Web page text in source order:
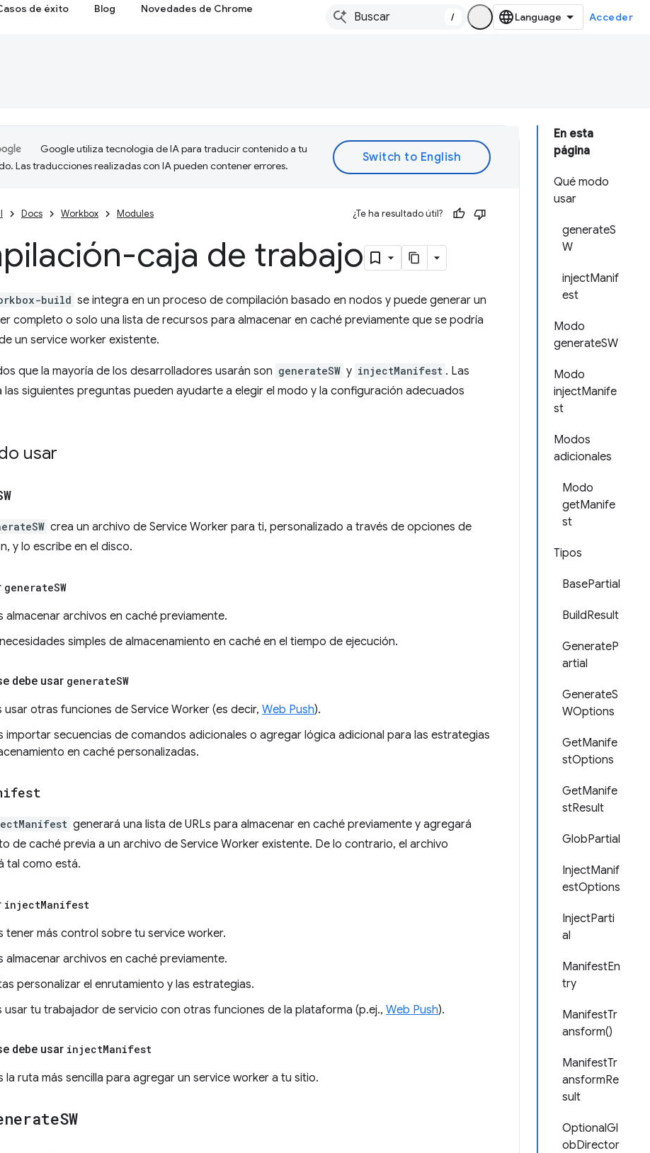
de éxito Blog Novedades de Chrome
/ Acceder
En esta
página
Qué modo
usar
generateS
W
injectManif
est
Modo
generateSW
Modo
injectManife
st
Modos
adicionales
Modo
getManife
st
Tipos
BasePartial
BuildResult
GenerateP
artial
GenerateS
WOptions
GetManife
stOptions
GetManife
stResult
GlobPartial
InjectManif
estOptions
InjectParti
al
ManifestEn
try
ManifestTr
ansform()
ManifestTr
ansformRe
sult
OptionalGl
obDirector
Google utiliza tecnología de IA para traducir contenido a tu
Las traducciones realizadas con IA pueden contener errores.
Docs Workbox Modules ¿Te ha resultado útil?
caja de trabajo
build se integra en un proceso de compilación basado en nodos y puede generar un
completo o solo una lista de recursos para almacenar en caché previamente que se podría
un service worker existente.
que la mayoría de los desarrolladores usarán son generateSW y injectManifest . Las
las siguientes preguntas pueden ayudarte a elegir el modo y la configuración adecuados
usar
crea un archivo de Service Worker para ti, personalizado a través de opciones de
y lo escribe en el disco.
generateSW
almacenar archivos en caché previamente.
simples de almacenamiento en caché en el tiempo de ejecución.
debe usar generateSW
usar otras funciones de Service Worker (es decir, Web Push).
importar secuencias de comandos adicionales o agregar lógica adicional para las estrategias
en caché personalizadas.
generará una lista de URLs para almacenar en caché previamente y agregará
de caché previa a un archivo de Service Worker existente. De lo contrario, el archivo
tal como está.
injectManifest
tener más control sobre tu service worker.
almacenar archivos en caché previamente.
personalizar el enrutamiento y las estrategias.
usar tu trabajador de servicio con otras funciones de la plataforma (p.ej., Web Push).
debe usar injectManifest
la ruta más sencilla para agregar un service worker a tu sitio.
SW